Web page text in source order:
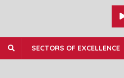
SECTORS OF EXCELLENCE